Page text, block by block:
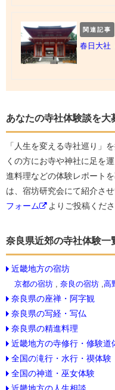
関連記事
春日大社
あなたの寺社体験談を大
「人生を変える寺社巡り」
くの方にお寺や神社に足を
進料理などの体験レポート
は、宿坊研究会にて紹介さ
フォーム
よりご投稿くださ
奈良県近郊の寺社体験一
近畿地方の宿坊
京都の宿坊 奈良の宿坊 高
奈良県の座禅・阿字観
奈良県の写経・写仏
奈良県の精進料理
近畿地方の寺修行・修験道
全国の滝行・水行・禊体験
全国の神道・巫女体験
近畿地方の人生相談